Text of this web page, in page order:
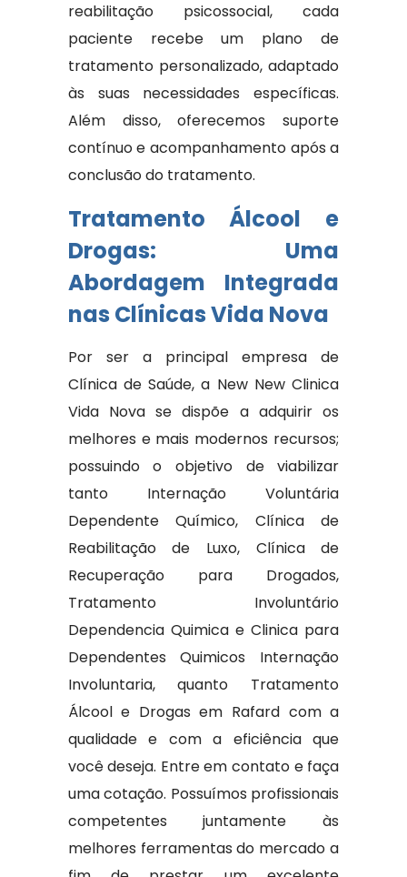
reabilitação psicossocial, cada
paciente recebe um plano de
tratamento personalizado, adaptado
às suas necessidades específicas.
Além disso, oferecemos suporte
contínuo e acompanhamento após a
conclusão do tratamento.
Tratamento Álcool e
Drogas: Uma
Abordagem Integrada
nas Clínicas Vida Nova
Por ser a principal empresa de
Clínica de Saúde, a New New Clinica
Vida Nova se dispõe a adquirir os
melhores e mais modernos recursos;
possuindo o objetivo de viabilizar
tanto Internação Voluntária
Dependente Químico, Clínica de
Reabilitação de Luxo, Clínica de
Recuperação para Drogados,
Tratamento Involuntário
Dependencia Quimica e Clinica para
Dependentes Quimicos Internação
Involuntaria, quanto Tratamento
Álcool e Drogas em Rafard com a
qualidade e com a eficiência que
você deseja. Entre em contato e faça
uma cotação. Possuímos profissionais
competentes juntamente às
melhores ferramentas do mercado a